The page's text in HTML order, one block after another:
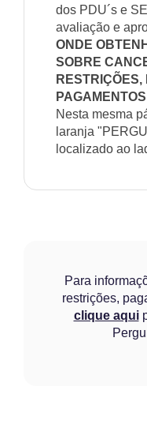
dos PDU´s e
avaliação e
ONDE
SOBRE
Nesta mesma
laranja
localizado ao
Para
restrições,
clique aqui